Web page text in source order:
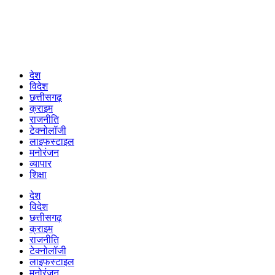
देश
विदेश
छत्तीसगढ़
क्राइम
राजनीति
टेक्नोलॉजी
लाइफस्टाइल
मनोरंजन
व्यापार
शिक्षा
देश
विदेश
छत्तीसगढ़
क्राइम
राजनीति
टेक्नोलॉजी
लाइफस्टाइल
मनोरंजन